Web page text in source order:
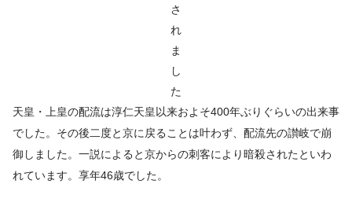
さ
れ
ま
し
た
天皇・上皇の配流は淳仁天皇以来およそ400年ぶりぐらいの出来事
でした。その後二度と京に戻ることは叶わず、配流先の讃岐で崩
御しました。一説によると京からの刺客により暗殺されたといわ
れています。享年46歳でした。